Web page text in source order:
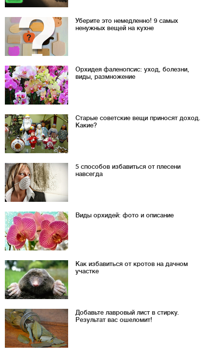
Уберите это немедленно! 9 самых
ненужных вещей на кухне
Орхидея фаленопсис: уход, болезни,
виды, размножение
Старые советские вещи приносят доход.
Какие?
5 способов избавиться от плесени
навсегда
Виды орхидей: фото и описание
Как избавиться от кротов на дачном
участке
Добавьте лавровый лист в стирку.
Результат вас ошеломит!